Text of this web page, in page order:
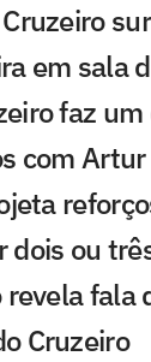
em sala
faz um
com
dois ou
revela fala
Cruzeiro